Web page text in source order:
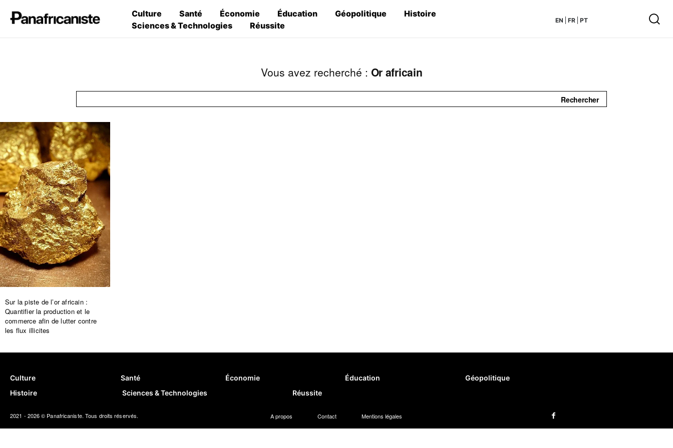
Culture Santé Économie Éducation Géopolitique
Histoire
Sciences & Technologies
Réussite
Vous avez recherché : Or africain
Rechercher
Sur la piste de l’or africain :
Quantifier la production et le
commerce afin de lutter contre
les flux illicites
Culture Santé Économie Éducation
Géopolitique
Histoire
Sciences & Technologies Réussite
2021 - 2026 © Panafricaniste. Tous droits réservés. A propos Contact Mentions légales
EN FR PT